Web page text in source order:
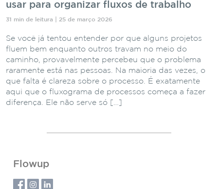
usar para organizar fluxos de trabalho
31 min de leitura | 25 de março 2026
Se você já tentou entender por que alguns projetos
fluem bem enquanto outros travam no meio do
caminho, provavelmente percebeu que o problema
raramente está nas pessoas. Na maioria das vezes, o
que falta é clareza sobre o processo. É exatamente
aqui que o fluxograma de processos começa a fazer
diferença. Ele não serve só […]
Flowup